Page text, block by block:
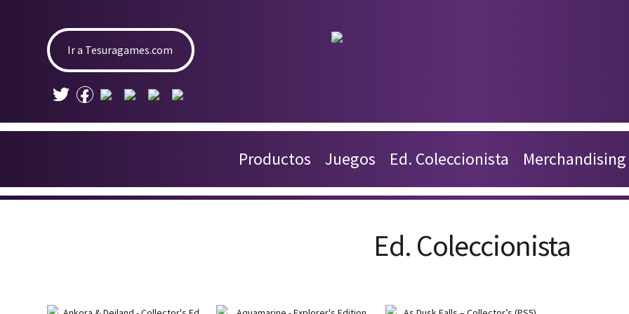
Ir a Tesuragames.com
Productos Juegos Ed. Coleccionista Merchandising
Ed. Coleccionista
Juegos
Ed. Coleccionista
Merchandising
Contacto